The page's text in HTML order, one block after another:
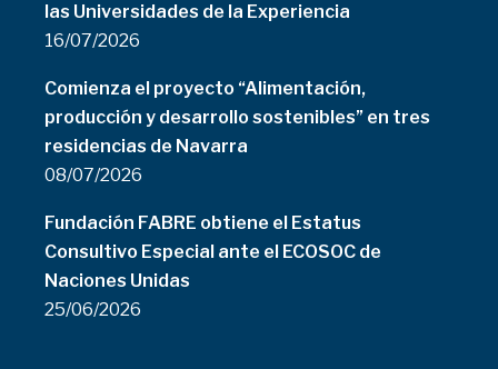
las Universidades de la Experiencia
16/07/2026
Comienza el proyecto “Alimentación,
producción y desarrollo sostenibles” en tres
residencias de Navarra
08/07/2026
Fundación FABRE obtiene el Estatus
Consultivo Especial ante el ECOSOC de
Naciones Unidas
25/06/2026